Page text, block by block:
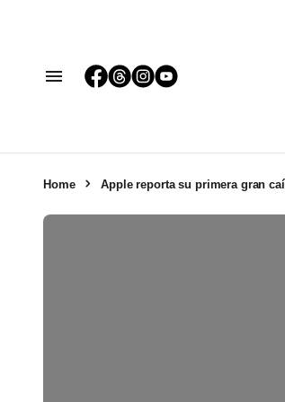
Home Apple reporta su primera gran